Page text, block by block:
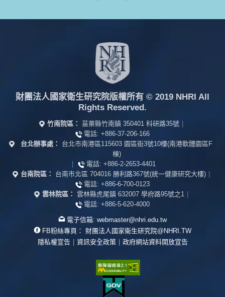
財團法人國家衛生研究院版權所有 © 2019 NHRI All
Rights Reserved.
竹南院區： 苗栗縣竹南鎮 350401 科研路35號
電話: +886-37-206-166
台北辦事處：
台北市南港區115603 園區街3號10樓(南港軟體園區F
棟)
電話: +886-2-2653-4401
台南院區：
台南市北區 704016 勝利路367號(統一健康研究大樓)
電話: +886-6-700-0123
雲林院區： 雲林縣虎尾鎮 632007 學府路95號之1
電話: +886-5-620-4000
電子信箱: webmaster@nhri.edu.tw
FB粉絲專頁：
財團法人國家衛生研究院@NHRI.TW
隱私權宣告
資訊安全政策 政府網站資料開放宣告